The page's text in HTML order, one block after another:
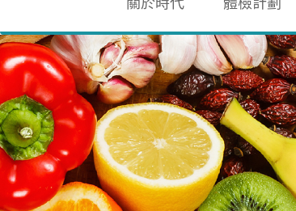
關於時代 體檢計劃